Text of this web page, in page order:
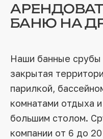
БАНЮ НА
Наши банные срубы
закрытая
парилкой,
комнатами отдыха
большим столом.
компании от 6 до